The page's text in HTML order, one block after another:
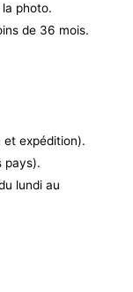
photo.
de 36 mois.
et expédition).
pays).
lundi au